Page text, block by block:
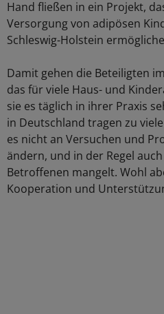
Hand fließen in ein Projekt,
Versorgung von adipösen
Schleswig-Holstein
Damit gehen die Beteiligten
das für viele Haus- und
sie es täglich in ihrer Praxis
in Deutschland tragen zu
es nicht an Versuchen und
ändern, und in der Regel
Betroffenen mangelt. Wohl
Kooperation und